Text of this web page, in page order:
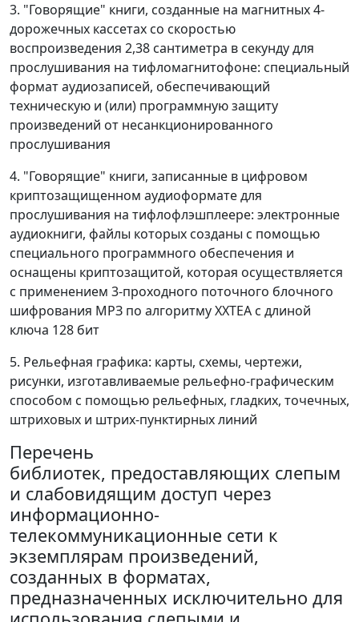
3. "Говорящие" книги, созданные на магнитных 4-
дорожечных кассетах со скоростью
воспроизведения 2,38 сантиметра в секунду для
прослушивания на тифломагнитофоне: специальный
формат аудиозаписей, обеспечивающий
техническую и (или) программную защиту
произведений от несанкционированного
прослушивания
4. "Говорящие" книги, записанные в цифровом
криптозащищенном аудиоформате для
прослушивания на тифлофлэшплеере: электронные
аудиокниги, файлы которых созданы с помощью
специального программного обеспечения и
оснащены криптозащитой, которая осуществляется
с применением 3-проходного поточного блочного
шифрования МРЗ по алгоритму ХХТЕА с длиной
ключа 128 бит
5. Рельефная графика: карты, схемы, чертежи,
рисунки, изготавливаемые рельефно-графическим
способом с помощью рельефных, гладких, точечных,
штриховых и штрих-пунктирных линий
Перечень
библиотек, предоставляющих слепым
и слабовидящим доступ через
информационно-
телекоммуникационные сети к
экземплярам произведений,
созданных в форматах,
предназначенных исключительно для